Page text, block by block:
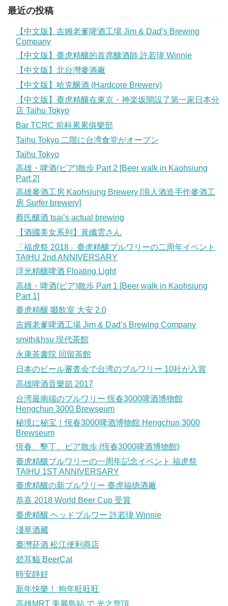
最近の投稿
【中文版】吉姆老爹啤酒工場 Jim & Dad’s Brewing
Company
【中文版】臺虎精釀的首席釀酒師 許若瑋 Winnie
【中文版】北台灣麥酒廠
【中文版】哈克醸酒 (Hardcore Brewery)
【中文版】臺虎精釀在東京・神楽坂開設了第一家日本分
店 Taihu Tokyo
Bar TCRC 前科累累俱樂部
Taihu Tokyo 二階に台湾食堂がオープン
Taihu Tokyo
高雄・啤酒(ビア)散歩 Part 2 [Beer walk in Kaohsiung
Part 2]
高雄麥酒工房 Kaohsiung Brewery [浪人酒造手作麥酒工
房 Surfer brewery]
蔡氏釀酒 tsai’s actual brewing
【酒國美女系列】黃纖雲さん
「福虎祭 2018」臺虎精釀ブルワリーの二周年イベント
TAIHU 2nd ANNIVERSARY
浮光精釀啤酒 Floating Light
高雄・啤酒(ビア)散歩 Part 1 [Beer walk in Kaohsiung
Part 1]
臺虎精釀 啜飲室 大安 2.0
吉姆老爹啤酒工場 Jim & Dad’s Brewing Company
smith&hsu 現代茶館
永康茶書院 回留茶館
日本のビール審査会で台湾のブルワリー 10社が入賞
高雄啤酒音樂節 2017
台湾最南端のブルワリー 恆春3000啤酒博物館
Hengchun 3000 Brewseum
秘境に秘宝！恆春3000啤酒博物館 Hengchun 3000
Brewseum
恆春、墾丁、ビア散歩 (恆春3000啤酒博物館)
臺虎精釀ブルワリーの一周年記念イベント 福虎祭
TAIHU 1ST ANNIVERSARY
臺虎精釀の新ブルワリー 臺虎福徳酒廠
恭喜 2018 World Beer Cup 受賞
臺虎精釀 ヘッドブルワー 許若瑋 Winnie
淺草酒藏
臺灣菸酒 松江便利商店
碧耳貓 BeerCat
時安靜好
新年快樂！ 狗年旺旺旺
高雄MRT 美麗島站 で 光之穹頂